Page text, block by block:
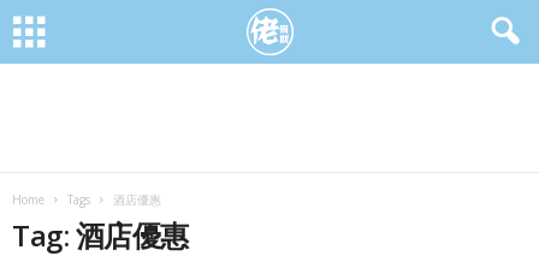
Home Tags 酒店優惠
Tag: 酒店優惠